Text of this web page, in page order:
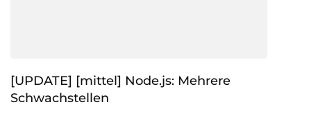
[UPDATE] [mittel] Node.js: Mehrere
Schwachstellen